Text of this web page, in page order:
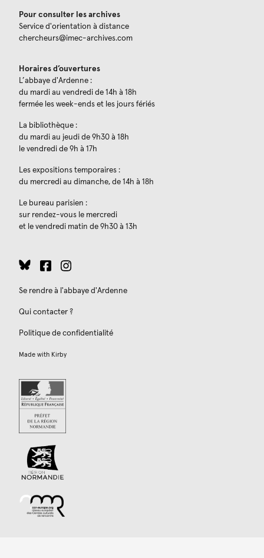
Pour consulter les archives
Service d'orientation à distance
chercheurs@imec-archives.com
Horaires d’ouvertures
L’abbaye d'Ardenne :
du mardi au vendredi de 14h à 18h
fermée les week-ends et les jours fériés
La bibliothèque :
du mardi au jeudi de 9h30 à 18h
le vendredi de 9h à 17h
Les expositions temporaires :
du mercredi au dimanche, de 14h à 18h
Le bureau parisien :
sur rendez-vous le mercredi
et le vendredi matin de 9h30 à 13h
Se rendre à l'abbaye d'Ardenne
Qui contacter ?
Politique de confidentialité
Made with Kirby